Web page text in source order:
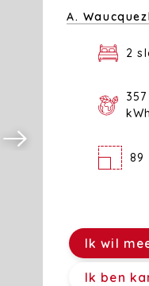
A.
2
357
89
Ik wil
Ik ben